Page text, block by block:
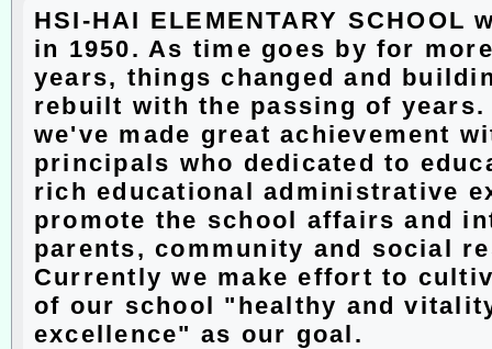
HSI-HAI ELEMENTARY SCHOOL
in 1950. As time goes by for
years, things changed and
rebuilt with the passing of years.
we've made great achievement
principals who dedicated to
rich educational administrative
promote the school affairs and
parents, community and social
Currently we make effort to
of our school "healthy and
excellence" as our goal.